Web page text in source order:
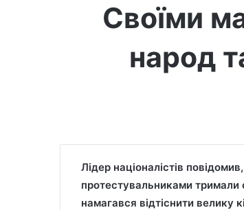
Своїми
народ
Лідер націоналістів
протестувальниками тримали
намагався відтіснити велику